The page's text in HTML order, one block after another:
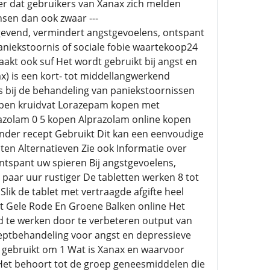
dat gebruikers van Xanax zich melden
dan ook zwaar ---
vermindert angstgevoelens, ontspant
of sociale fobie waartekoop24
ook suf Het wordt gebruikt bij angst en
is een kort- tot middellangwerkend
de behandeling van paniekstoornissen
kruidvat Lorazepam kopen met
0 5 kopen Alprazolam online kopen
recept Gebruikt Dit kan een eenvoudige
Alternatieven Zie ook Informatie over
uw spieren Bij angstgevoelens,
uur rustiger De tabletten werken 8 tot
de tablet met vertraagde afgifte heel
Rode En Groene Balken online Het
te werken door te verbeteren output van
voor angst en depressieve
om 1 Wat is Xanax en waarvoor
behoort tot de groep geneesmiddelen die